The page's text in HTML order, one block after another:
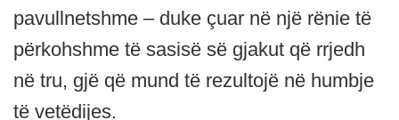
pavullnetshme – duke çuar në një rënie të
përkohshme të sasisë së gjakut që rrjedh
në tru, gjë që mund të rezultojë në humbje
të vetëdijes.